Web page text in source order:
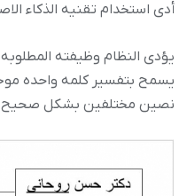
أدى استخدام تقنیه الذکاء
یؤدی النظام وظیفته
یسمح بتفسیر کلمه واحده
نصین مختلفین بشکل صحیح.